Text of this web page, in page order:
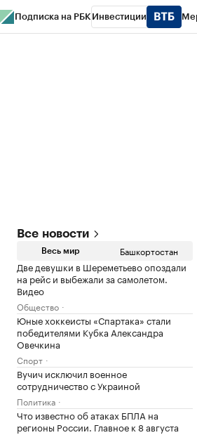
Подписка на РБК Инвестиции
Все новости
Весь мир Башкортостан
Две девушки в Шереметьево опоздали
на рейс и выбежали за самолетом.
Видео
Общество
Юные хоккеисты «Спартака» стали
победителями Кубка Александра
Овечкина
Спорт
Вучич исключил военное
сотрудничество с Украиной
Политика
Что известно об атаках БПЛА на
регионы России. Главное к 8 августа